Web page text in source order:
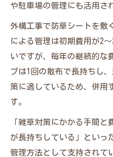
や駐車場の管理にも活用さ
外構工事で防草シートを敷
による管理は初期費用が2
いですが、毎年の継続的な
プは1回の散布で長持ちし
策に適しているため、併用
す。
「雑草対策にかかる手間
が長持ちしている」といっ
管理方法として支持されて